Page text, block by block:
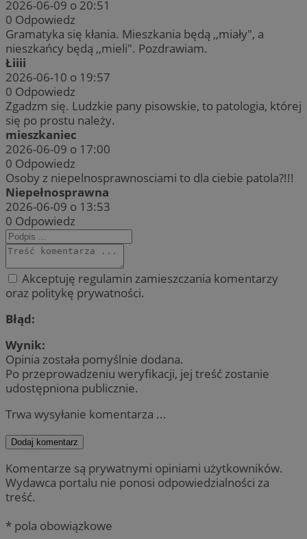
2026-06-09 o 20:51
0 Odpowiedz
Gramatyka się kłania. Mieszkania będą ,,miały", a
nieszkańcy będą ,,mieli". Pozdrawiam.
Łiiii
2026-06-10 o 19:57
0 Odpowiedz
Zgadzm się. Ludzkie pany pisowskie, to patologia, której
się po prostu należy.
mieszkaniec
2026-06-09 o 17:00
0 Odpowiedz
Osoby z niepelnosprawnosciami to dla ciebie patola?!!!
Niepełnosprawna
2026-06-09 o 13:53
0 Odpowiedz
Akceptuję regulamin zamieszczania komentarzy
oraz politykę prywatności.
Błąd:
Wynik:
Opinia została pomyślnie dodana.
Po przeprowadzeniu weryfikacji, jej treść zostanie
udostępniona publicznie.
Trwa wysyłanie komentarza ...
Dodaj komentarz
Komentarze są prywatnymi opiniami użytkowników.
Wydawca portalu nie ponosi odpowiedzialności za
treść.
* pola obowiązkowe